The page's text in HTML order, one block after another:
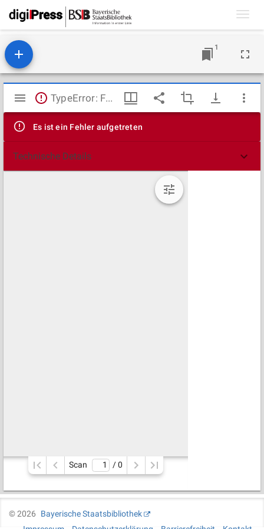
1
Mirador
Viewer
TypeError: Failed to fetch
Es ist ein Fehler aufgetreten
Technische Details
Scan / 0
©2026
Bayerische Staatsbibliothek